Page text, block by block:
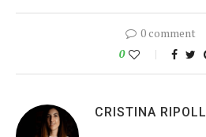
0 comment
0
CRISTINA RIPOLL